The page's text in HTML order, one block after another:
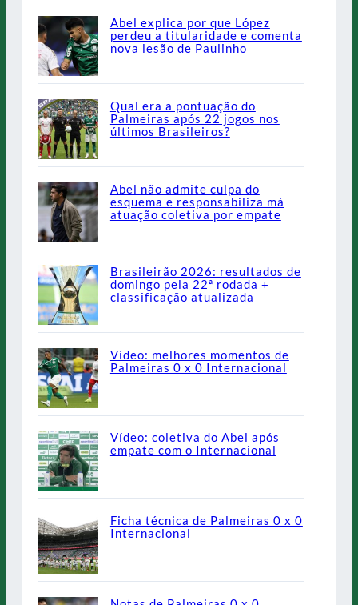
Abel explica por que López
perdeu a titularidade e comenta
nova lesão de Paulinho
Qual era a pontuação do
Palmeiras após 22 jogos nos
últimos Brasileiros?
Abel não admite culpa do
esquema e responsabiliza má
atuação coletiva por empate
Brasileirão 2026: resultados de
domingo pela 22ª rodada +
classificação atualizada
Vídeo: melhores momentos de
Palmeiras 0 x 0 Internacional
Vídeo: coletiva do Abel após
empate com o Internacional
Ficha técnica de Palmeiras 0 x 0
Internacional